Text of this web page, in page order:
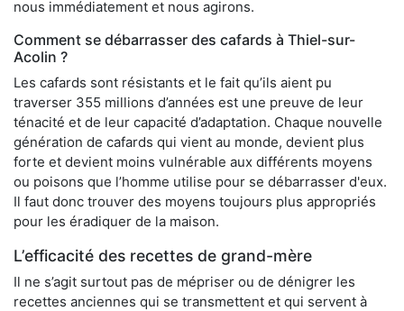
nous immédiatement et nous agirons.
Comment se débarrasser des cafards à Thiel-sur-
Acolin ?
Les cafards sont résistants et le fait qu’ils aient pu
traverser 355 millions d’années est une preuve de leur
ténacité et de leur capacité d’adaptation. Chaque nouvelle
génération de cafards qui vient au monde, devient plus
forte et devient moins vulnérable aux différents moyens
ou poisons que l’homme utilise pour se débarrasser d'eux.
Il faut donc trouver des moyens toujours plus appropriés
pour les éradiquer de la maison.
L’efficacité des recettes de grand-mère
Il ne s’agit surtout pas de mépriser ou de dénigrer les
recettes anciennes qui se transmettent et qui servent à